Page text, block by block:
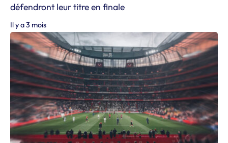
défendront leur titre en finale
Il y a 3 mois